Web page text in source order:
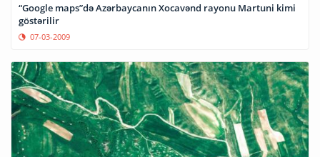
“Google maps”də Azərbaycanın Xocavənd rayonu Martuni kimi
göstərilir
07-03-2009